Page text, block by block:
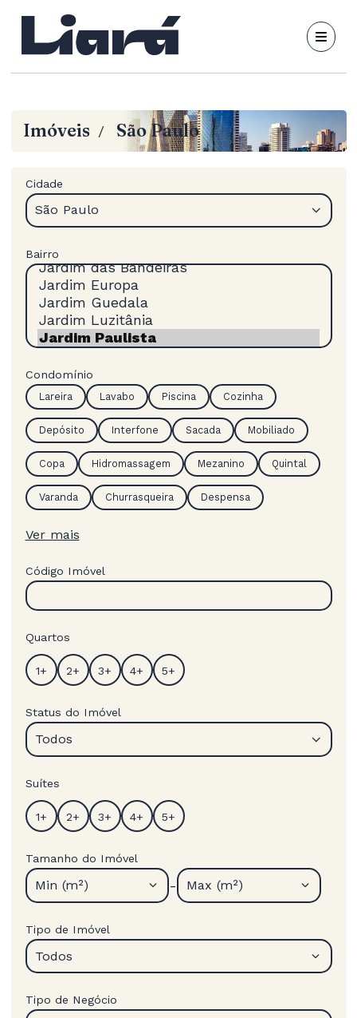
Imóveis / São Paulo
Cidade
São Paulo
Bairro
Condomínio
Lareira Lavabo Piscina Cozinha
Depósito Interfone Sacada Mobiliado
Copa Hidromassagem Mezanino Quintal
Varanda Churrasqueira Despensa
Ver mais
Código Imóvel
Quartos
Status do Imóvel
Todos
Suítes
Tamanho do Imóvel
Min (m²) - Max (m²)
Tipo de Imóvel
Todos
Tipo de Negócio